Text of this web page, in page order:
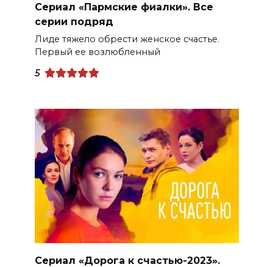
Сериал «Пармские фиалки». Все
серии подряд
Лиде тяжело обрести женское счастье.
Первый ее возлюбленный
5
Сериал «Дорога к счастью-2023».